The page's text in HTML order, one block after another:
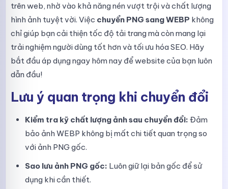
trên web, nhờ vào khả năng nén vượt trội và chất lượng
hình ảnh tuyệt vời. Việc chuyển PNG sang WEBP không
chỉ giúp bạn cải thiện tốc độ tải trang mà còn mang lại
trải nghiệm người dùng tốt hơn và tối ưu hóa SEO. Hãy
bắt đầu áp dụng ngay hôm nay để website của bạn luôn
dẫn đầu!
Lưu ý quan trọng khi chuyển đổi
Kiểm tra kỹ chất lượng ảnh sau chuyển đổi: Đảm
bảo ảnh WEBP không bị mất chi tiết quan trọng so
với ảnh PNG gốc.
Sao lưu ảnh PNG gốc: Luôn giữ lại bản gốc để sử
dụng khi cần thiết.